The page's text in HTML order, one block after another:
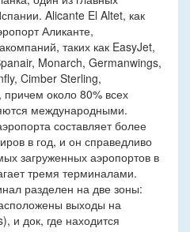
Alicante El Altet, как
Аликанте,
таких как EasyJet,
Monarch, Germanwings,
Cimber Sterling,
около 80% всех
международными.
составляет более
в год, и он справедливо
загруженных аэропортов в
тремя терминалами.
разделен на две зоны:
выходы на
и док, где находится